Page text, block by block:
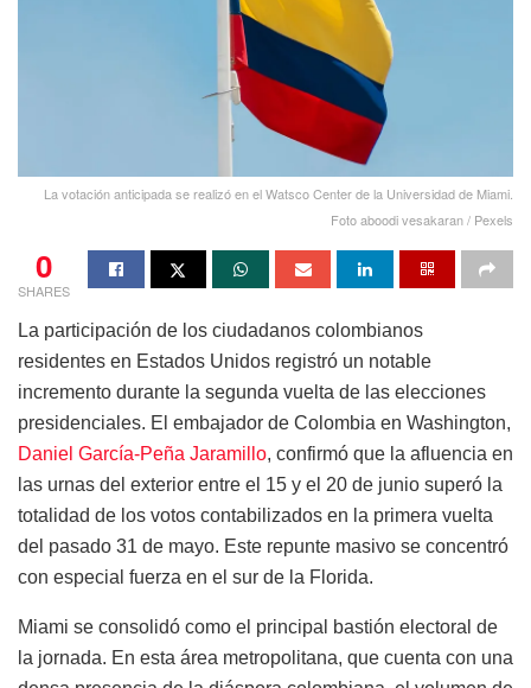
La votación anticipada se realizó en el Watsco Center de la Universidad de Miami.
Foto aboodi vesakaran / Pexels
0
SHARES
La participación de los ciudadanos colombianos
residentes en Estados Unidos registró un notable
incremento durante la segunda vuelta de las elecciones
presidenciales. El embajador de Colombia en Washington,
Daniel García-Peña Jaramillo, confirmó que la afluencia en
las urnas del exterior entre el 15 y el 20 de junio superó la
totalidad de los votos contabilizados en la primera vuelta
del pasado 31 de mayo. Este repunte masivo se concentró
con especial fuerza en el sur de la Florida.
Miami se consolidó como el principal bastión electoral de
la jornada. En esta área metropolitana, que cuenta con una